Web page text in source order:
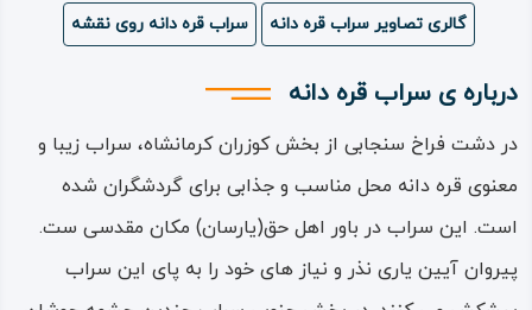
گالری تصاویر سراب قره دانه سراب قره دانه روی نقشه
درباره ی سراب قره دانه
در دشت فراخ سنجابی از بخش کوزران کرمانشاه، سراب زیبا و
معنوی قره دانه محل مناسب و جذابی برای گردشگران شده
است. این سراب در باور اهل حق(یارسان) مکان مقدسی ست.
پیروان آیین یاری نذر و نیاز های خود را به پای این سراب